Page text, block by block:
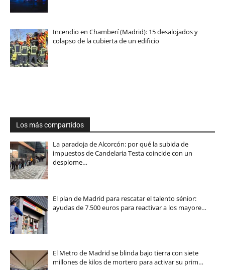
Incendio en Chamberí (Madrid): 15 desalojados y
colapso de la cubierta de un edificio
Los más compartidos
La paradoja de Alcorcón: por qué la subida de
impuestos de Candelaria Testa coincide con un
desplome…
El plan de Madrid para rescatar el talento sénior:
ayudas de 7.500 euros para reactivar a los mayore…
El Metro de Madrid se blinda bajo tierra con siete
millones de kilos de mortero para activar su prim…